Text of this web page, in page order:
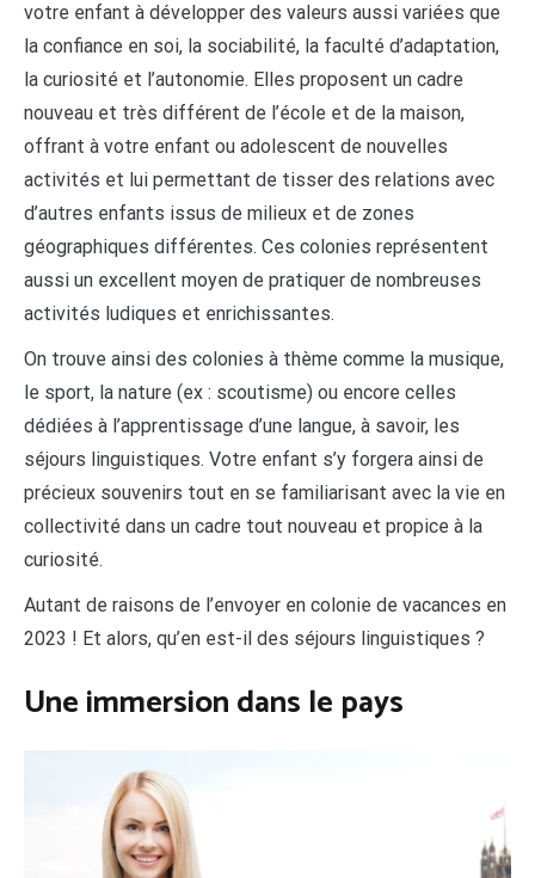
votre enfant à développer des valeurs aussi variées que
la confiance en soi, la sociabilité, la faculté d’adaptation,
la curiosité et l’autonomie. Elles proposent un cadre
nouveau et très différent de l’école et de la maison,
offrant à votre enfant ou adolescent de nouvelles
activités et lui permettant de tisser des relations avec
d’autres enfants issus de milieux et de zones
géographiques différentes. Ces colonies représentent
aussi un excellent moyen de pratiquer de nombreuses
activités ludiques et enrichissantes.
On trouve ainsi des colonies à thème comme la musique,
le sport, la nature (ex : scoutisme) ou encore celles
dédiées à l’apprentissage d’une langue, à savoir, les
séjours linguistiques. Votre enfant s’y forgera ainsi de
précieux souvenirs tout en se familiarisant avec la vie en
collectivité dans un cadre tout nouveau et propice à la
curiosité.
Autant de raisons de l’envoyer en colonie de vacances en
2023 ! Et alors, qu’en est-il des séjours linguistiques ?
Une immersion dans le pays